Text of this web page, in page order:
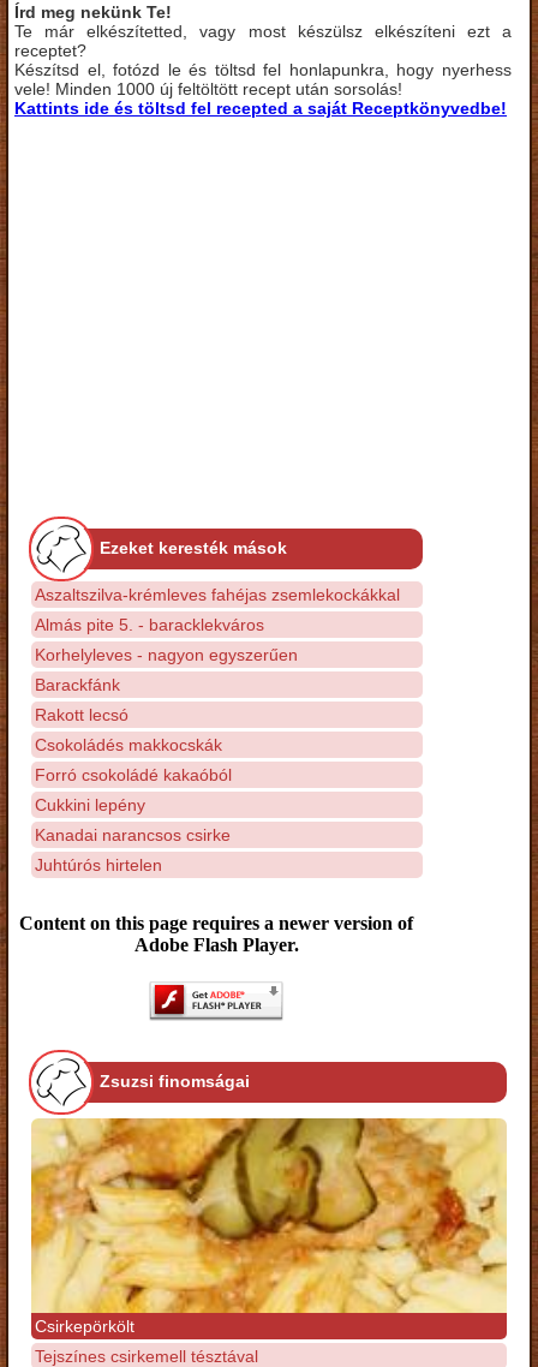
Írd meg nekünk Te!
Te már elkészítetted, vagy most készülsz elkészíteni ezt a
receptet?
Készítsd el, fotózd le és töltsd fel honlapunkra, hogy nyerhess
vele! Minden 1000 új feltöltött recept után sorsolás!
Kattints ide és töltsd fel recepted a saját Receptkönyvedbe!
Ezeket keresték mások
Aszaltszilva-krémleves fahéjas zsemlekockákkal
Almás pite 5. - baracklekváros
Korhelyleves - nagyon egyszerűen
Barackfánk
Rakott lecsó
Csokoládés makkocskák
Forró csokoládé kakaóból
Cukkini lepény
Kanadai narancsos csirke
Juhtúrós hirtelen
Content on this page requires a newer version of
Adobe Flash Player.
Zsuzsi finomságai
Csirkepörkölt
Tejszínes csirkemell tésztával